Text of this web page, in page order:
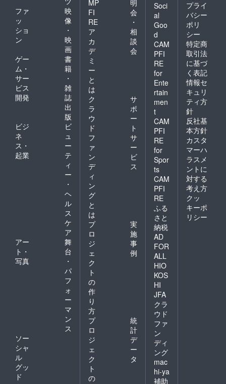
ファ
ッ
ショ
ン
映
像
・
映
画
ゲー
ム・
サー
ビス
開発
書
籍
・
雑
誌
出
版
ビジ
ネ
ス・
起業
ビ
ュ
ー
テ
ィ
ー
・
ヘ
ル
ス
ケ
ア
アー
ト・
写真
舞
台
・
パ
フ
ォ
ー
マ
ン
ス
ソー
シャ
ル
グッ
ド
MP
FI
RE
ア
カ
デ
ミ
ー
と
は
明
会
・
相
談
会
ク
ラ
ウ
ド
フ
ァ
ン
デ
ィ
ン
グ
と
は
サ
ポ
ー
ト
サ
ー
ビ
ス
プ
ロ
ジ
ェ
ク
ト
の
作
り
方
実
施
事
例
プ
ロ
ジ
ェ
ク
ト
の
統
計
デ
ー
タ
Soci
al
Goo
d
CAM
PFI
RE
for
Ente
rtain
men
t
CAM
PFI
RE
for
Spor
ts
CAM
PFI
RE
ふる
さと
納税
AD
FOR
ALL
HIO
KOS
HI
JFA
クラ
ウド
ファ
ン
ディ
ング
mac
hi-ya
補助
プライ
バシー
ポリ
シー
特定商
取引法
に基づ
く表記
情報セ
キュリ
ティ方
針
反社基
本方針
カスタ
マーハ
ラスメ
ントに
対する
考え方
クッ
キーポ
リシー